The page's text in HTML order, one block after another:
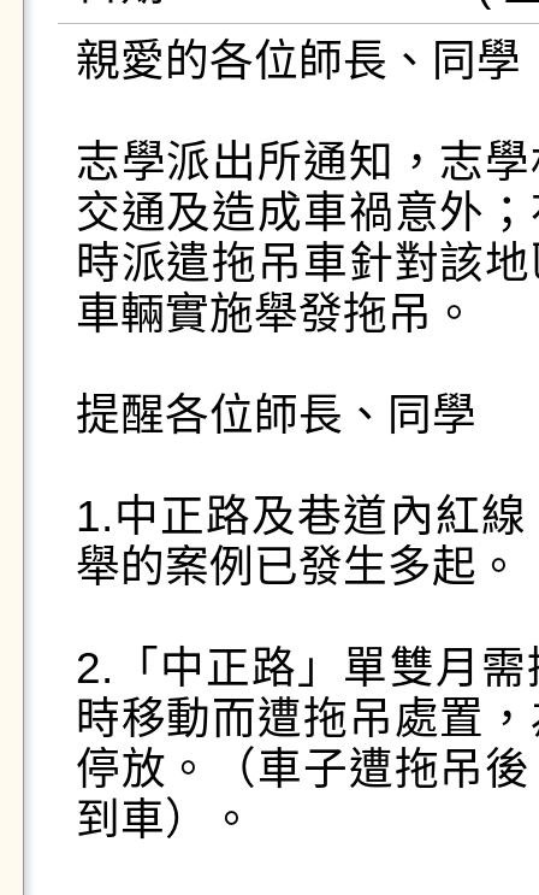
親愛的各位師長、同學
志學派出所通知，志
交通及造成車禍意外
時派遣拖吊車針對該
車輛實施舉發拖吊。
提醒各位師長、同學
1.中正路及巷道內紅
舉的案例已發生多起。
2.「中正路」單雙月
時移動而遭拖吊處置
停放。（車子遭拖吊
到車）。